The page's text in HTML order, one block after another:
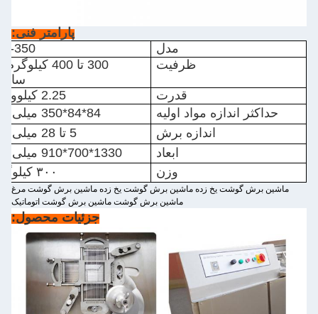
پارامتر فنی:
مدل
350
ظرفیت
300 تا 400
قدرت
2.25 کيلووايت
حداکثر اندازه مواد اولیه
84*84*350 میلی متر
اندازه برش
5 تا 28 میلی متر
ابعاد
1330*700*910 میلی متر
وزن
۳۰۰ کیلوگرم
ماشین برش گوشت یخ زده ماشین برش گوشت یخ زده ماشین برش گوشت مرغ
ماشین برش گوشت ماشین برش گوشت اتوماتیک
جزئیات محصول: